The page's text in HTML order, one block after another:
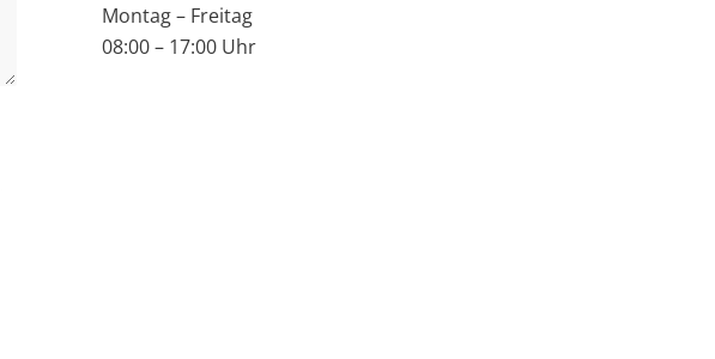
Montag – Freitag
08:00 – 17:00 Uhr